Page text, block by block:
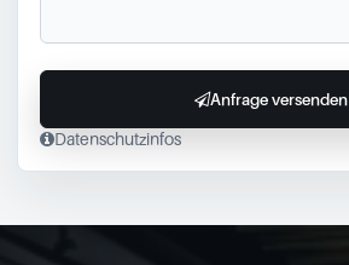
Datenschutzinfos
Anfrage versenden